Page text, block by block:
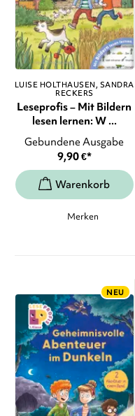
LUISE HOLTHAUSEN SANDRA
RECKERS
Leseprofis – Mit Bildern
lesen lernen: W ...
Gebundene Ausgabe
9,90€*
Merken
NEU